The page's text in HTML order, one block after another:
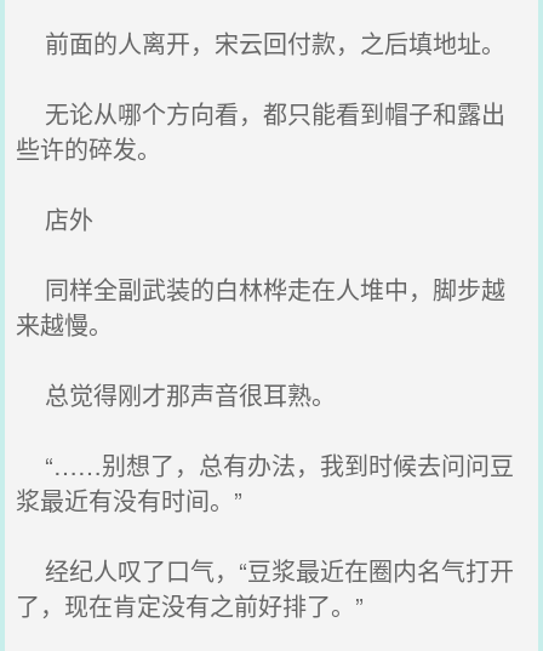
前面的人离开，宋云回付款，之后填地址。
无论从哪个方向看，都只能看到帽子和露出
些许的碎发。
店外
同样全副武装的白林桦走在人堆中，脚步越
来越慢。
总觉得刚才那声音很耳熟。
“……别想了，总有办法，我到时候去问问豆
浆最近有没有时间。”
经纪人叹了口气，“豆浆最近在圈内名气打开
了，现在肯定没有之前好排了。”